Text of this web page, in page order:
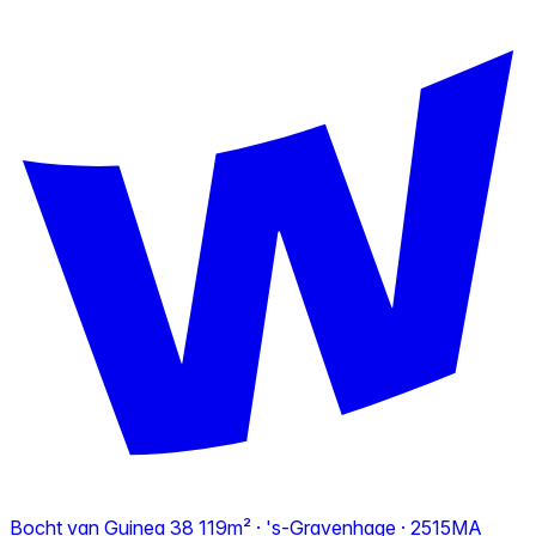
Bocht van Guinea 38 119m² · 's-Gravenhage · 2515MA